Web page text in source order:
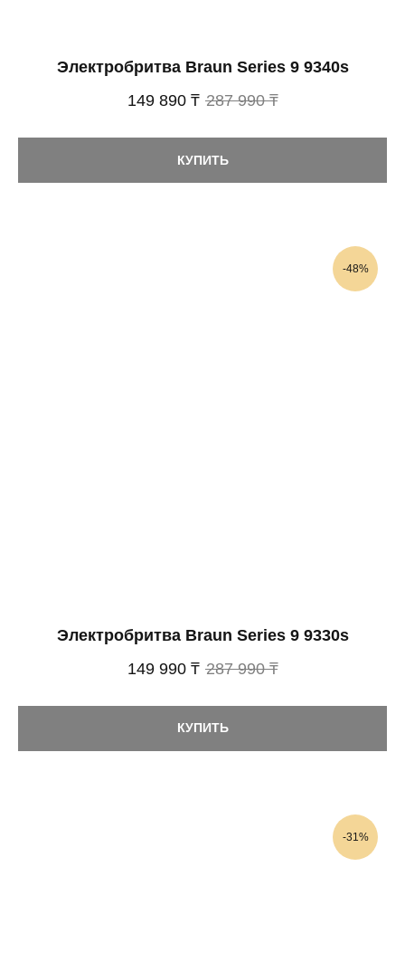
Электробритва Braun Series 9 9340s
149 890 ₸ 287 990 ₸
КУПИТЬ
-48%
Электробритва Braun Series 9 9330s
149 990 ₸ 287 990 ₸
КУПИТЬ
-31%